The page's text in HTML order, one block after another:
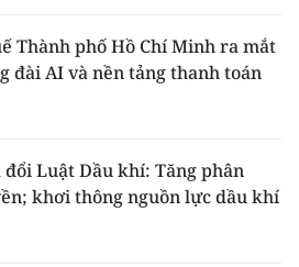
Thành phố Hồ Chí Minh ra mắt
đài AI và nền tảng thanh toán
đổi Luật Dầu khí: Tăng phân
khơi thông nguồn lực dầu khí